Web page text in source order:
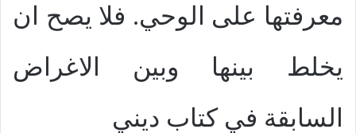
معرفتها على الوحي. فلا يصح ان
يخلط بينها وبين الاغراض
السابقة في كتاب ديني